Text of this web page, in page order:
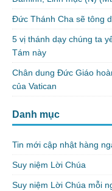
Đức Thánh Cha sẽ tông
5 vị thánh dạy chúng ta
Tám này
Chân dung Đức Giáo
của Vatican
Danh mục
Tin mới cập nhật hàng
Suy niệm Lời Chúa
Suy niệm Lời Chúa mỗi